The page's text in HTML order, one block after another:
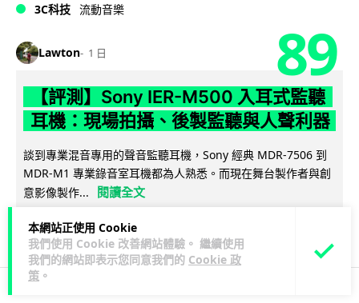
本網站正使用 Cookie
我們使用 Cookie 改善網站體驗。 繼續使用
我們的網站即表示您同意我們的 Cookie 政
策 。
3C科技 流動音樂
Lawton 1 日 89
【評測】Sony IER-M500 入耳式監聽
耳機：現場拍攝、後製監聽與人聲利器
談到專業混音專用的聲音監聽耳機，Sony 經典 MDR-7506 到
MDR-M1 專業錄音室耳機都為人熟悉。而現在舞台製作者與創
意影像製作...
閱讀全文
36 4↗ 分享